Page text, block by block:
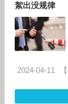
絮出没规律
2024-04-11 【